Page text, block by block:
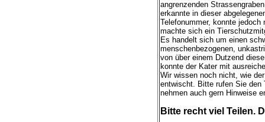
angrenzenden
erkannte in dieser
Telefonummer, konnte
machte sich ein
Es handelt sich um einen
menschenbezogenen,
von über einem Dutzend
konnte der Kater mit
Wir wissen noch nicht, wie
entwischt. Bitte rufen Sie den
nehmen auch gern Hinweise
Bitte recht viel Teilen.